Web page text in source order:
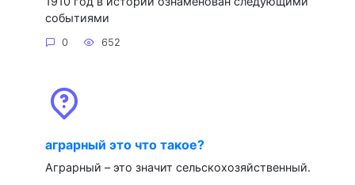
событиями
0 652
аграрный это что такое?
Аграрный – это значит сельскохозяйственный.